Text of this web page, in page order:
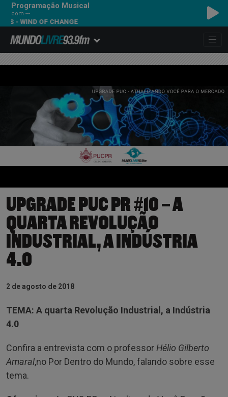
Programação Musical
com ---
- WIND OF CHANGE
UPGRADE PUC PR #10 – A
QUARTA REVOLUÇÃO
INDUSTRIAL, A INDÚSTRIA
4.0
2 de agosto de 2018
TEMA: A quarta Revolução Industrial, a Indústria
4.0
Confira a entrevista com o professor Hélio Gilberto
Amaral,no Por Dentro do Mundo, falando sobre esse
tema.